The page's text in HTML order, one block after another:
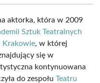
aktorka, która w 2009
Sztuk Teatralnych
Krakowie, w której
się w
kontynuowana
do zespołu Teatru